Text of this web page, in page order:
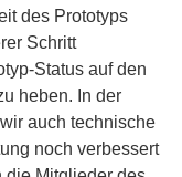
des Prototyps
Schritt
Status auf den
heben. In der
auch technische
noch verbessert